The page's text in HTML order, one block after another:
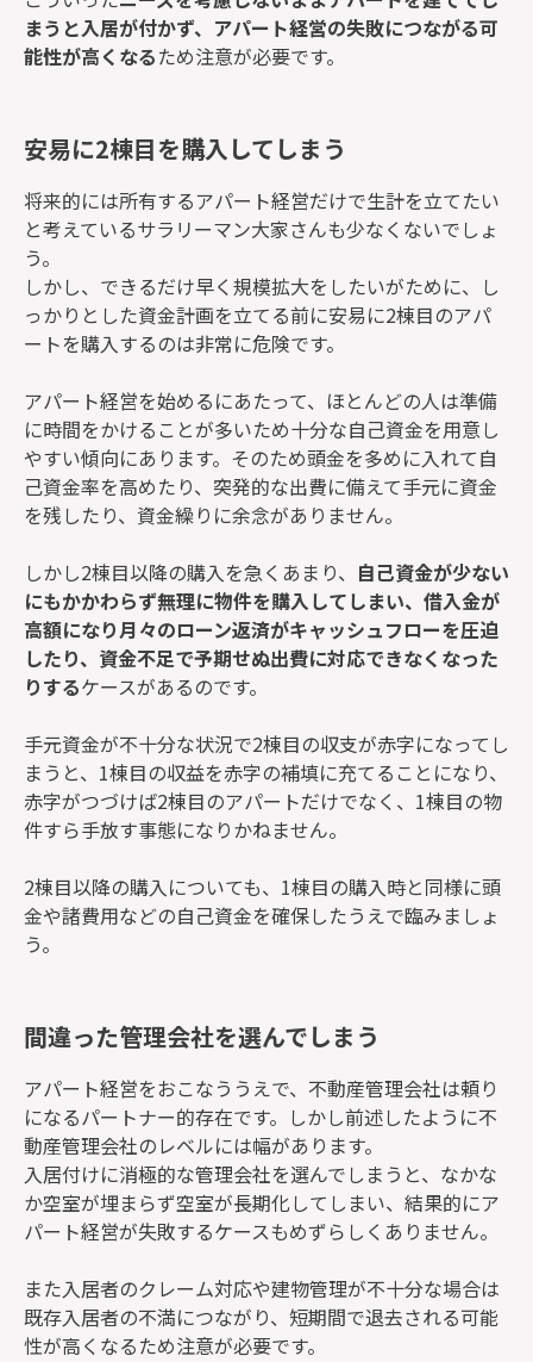
まうと入居が付かず、アパート経営の失敗につながる可
能性が高くなるため注意が必要です。
安易に2棟目を購入してしまう
将来的には所有するアパート経営だけで生計を立てたい
と考えているサラリーマン大家さんも少なくないでしょ
う。
しかし、できるだけ早く規模拡大をしたいがために、し
っかりとした資金計画を立てる前に安易に2棟目のアパ
ートを購入するのは非常に危険です。
アパート経営を始めるにあたって、ほとんどの人は準備
に時間をかけることが多いため十分な自己資金を用意し
やすい傾向にあります。そのため頭金を多めに入れて自
己資金率を高めたり、突発的な出費に備えて手元に資金
を残したり、資金繰りに余念がありません。
しかし2棟目以降の購入を急くあまり、 自己資金が少ない
にもかかわらず無理に物件を購入してしまい、借入金が
高額になり月々のローン返済がキャッシュフローを圧迫
したり、資金不足で予期せぬ出費に対応できなくなった
りするケースがあるのです。
手元資金が不十分な状況で2棟目の収支が赤字になってし
まうと、1棟目の収益を赤字の補填に充てることになり、
赤字がつづけば2棟目のアパートだけでなく、1棟目の物
件すら手放す事態になりかねません。
2棟目以降の購入についても、1棟目の購入時と同様に頭
金や諸費用などの自己資金を確保したうえで臨みましょ
う。
間違った管理会社を選んでしまう
アパート経営をおこなううえで、不動産管理会社は頼り
になるパートナー的存在です。しかし前述したように不
動産管理会社のレベルには幅があります。
入居付けに消極的な管理会社を選んでしまうと、なかな
か空室が埋まらず空室が長期化してしまい、結果的にア
パート経営が失敗するケースもめずらしくありません。
また入居者のクレーム対応や建物管理が不十分な場合は
既存入居者の不満につながり、短期間で退去される可能
性が高くなるため注意が必要です。